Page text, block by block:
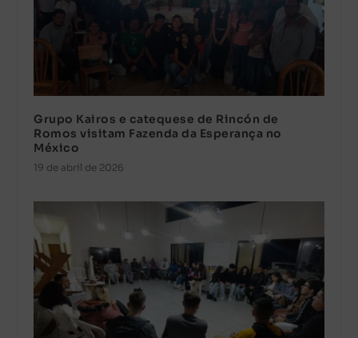
Grupo Kairos e catequese de Rincón de
Romos visitam Fazenda da Esperança no
México
19 de abril de 2026